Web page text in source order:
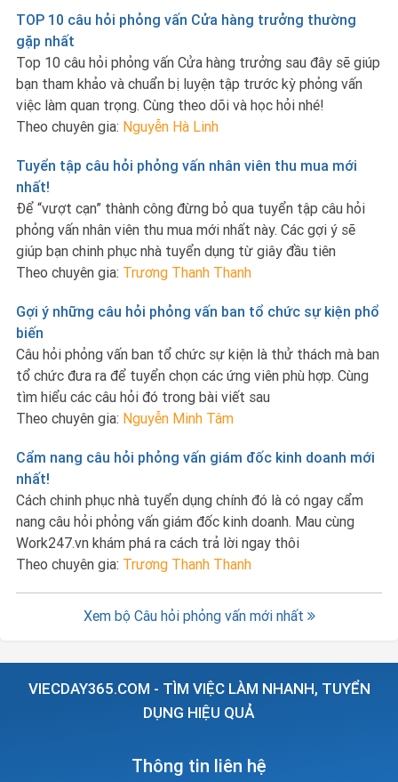
TOP 10 câu hỏi phỏng vấn Cửa hàng trưởng thường
gặp nhất
Top 10 câu hỏi phỏng vấn Cửa hàng trưởng sau đây sẽ giúp
bạn tham khảo và chuẩn bị luyện tập trước kỳ phỏng vấn
việc làm quan trọng. Cùng theo dõi và học hỏi nhé!
Theo chuyên gia: Nguyễn Hà Linh
Tuyển tập câu hỏi phỏng vấn nhân viên thu mua mới
nhất!
Để “vượt cạn” thành công đừng bỏ qua tuyển tập câu hỏi
phỏng vấn nhân viên thu mua mới nhất này. Các gợi ý sẽ
giúp bạn chinh phục nhà tuyển dụng từ giây đầu tiên
Theo chuyên gia: Trương Thanh Thanh
Gợi ý những câu hỏi phỏng vấn ban tổ chức sự kiện phổ
biến
Câu hỏi phỏng vấn ban tổ chức sự kiện là thử thách mà ban
tổ chức đưa ra để tuyển chọn các ứng viên phù hợp. Cùng
tìm hiểu các câu hỏi đó trong bài viết sau
Theo chuyên gia: Nguyễn Minh Tâm
Cẩm nang câu hỏi phỏng vấn giám đốc kinh doanh mới
nhất!
Cách chinh phục nhà tuyển dụng chính đó là có ngay cẩm
nang câu hỏi phỏng vấn giám đốc kinh doanh. Mau cùng
Work247.vn khám phá ra cách trả lời ngay thôi
Theo chuyên gia: Trương Thanh Thanh
Xem bộ Câu hỏi phỏng vấn mới nhất
VIECDAY365.COM - TÌM VIỆC LÀM NHANH, TUYỂN
DỤNG HIỆU QUẢ
Thông tin liên hệ